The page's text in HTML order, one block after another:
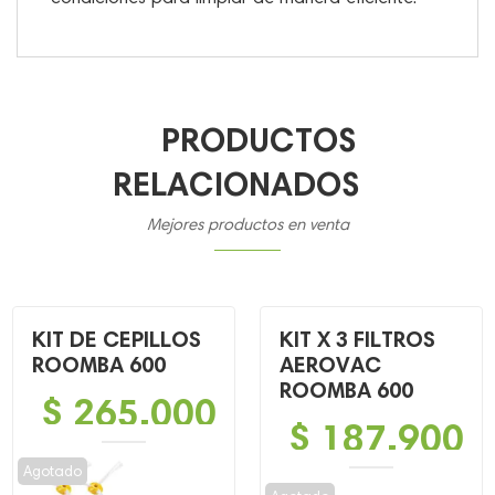
PRODUCTOS
RELACIONADOS
Mejores productos en venta
KIT DE CEPILLOS
ROOMBA 600
$ 265,000
Agotado
KIT X 3 FILTROS
AEROVAC
ROOMBA 600
$ 187,900